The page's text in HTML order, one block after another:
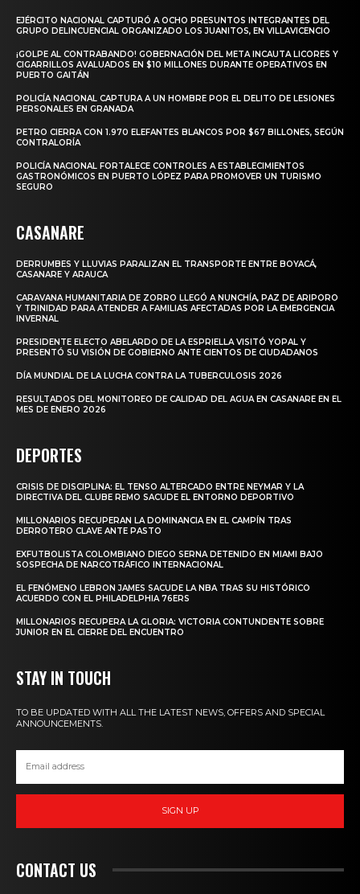
EJÉRCITO NACIONAL CAPTURÓ A OCHO PRESUNTOS INTEGRANTES DEL
GRUPO DELINCUENCIAL ORGANIZADO LOS JUANITOS, EN VILLAVICENCIO
¡GOLPE AL CONTRABANDO! GOBERNACIÓN DEL META INCAUTA LICORES Y
CIGARRILLOS AVALUADOS EN $10 MILLONES DURANTE OPERATIVOS EN
PUERTO GAITÁN
POLICÍA NACIONAL CAPTURA A UN HOMBRE POR EL DELITO DE LESIONES
PERSONALES EN GRANADA
PETRO CIERRA CON 1.970 ELEFANTES BLANCOS POR $67 BILLONES, SEGÚN
CONTRALORÍA
POLICÍA NACIONAL FORTALECE CONTROLES A ESTABLECIMIENTOS
GASTRONÓMICOS EN PUERTO LÓPEZ PARA PROMOVER UN TURISMO
SEGURO
CASANARE
DERRUMBES Y LLUVIAS PARALIZAN EL TRANSPORTE ENTRE BOYACÁ,
CASANARE Y ARAUCA
CARAVANA HUMANITARIA DE ZORRO LLEGÓ A NUNCHÍA, PAZ DE ARIPORO
Y TRINIDAD PARA ATENDER A FAMILIAS AFECTADAS POR LA EMERGENCIA
INVERNAL
PRESIDENTE ELECTO ABELARDO DE LA ESPRIELLA VISITÓ YOPAL Y
PRESENTÓ SU VISIÓN DE GOBIERNO ANTE CIENTOS DE CIUDADANOS
DÍA MUNDIAL DE LA LUCHA CONTRA LA TUBERCULOSIS 2026
RESULTADOS DEL MONITOREO DE CALIDAD DEL AGUA EN CASANARE EN EL
MES DE ENERO 2026
DEPORTES
CRISIS DE DISCIPLINA: EL TENSO ALTERCADO ENTRE NEYMAR Y LA
DIRECTIVA DEL CLUBE REMO SACUDE EL ENTORNO DEPORTIVO
MILLONARIOS RECUPERAN LA DOMINANCIA EN EL CAMPÍN TRAS
DERROTERO CLAVE ANTE PASTO
EXFUTBOLISTA COLOMBIANO DIEGO SERNA DETENIDO EN MIAMI BAJO
SOSPECHA DE NARCOTRÁFICO INTERNACIONAL
EL FENÓMENO LEBRON JAMES SACUDE LA NBA TRAS SU HISTÓRICO
ACUERDO CON EL PHILADELPHIA 76ERS
MILLONARIOS RECUPERA LA GLORIA: VICTORIA CONTUNDENTE SOBRE
JUNIOR EN EL CIERRE DEL ENCUENTRO
STAY IN TOUCH
TO BE UPDATED WITH ALL THE LATEST NEWS, OFFERS AND SPECIAL
ANNOUNCEMENTS.
SIGN UP
CONTACT US